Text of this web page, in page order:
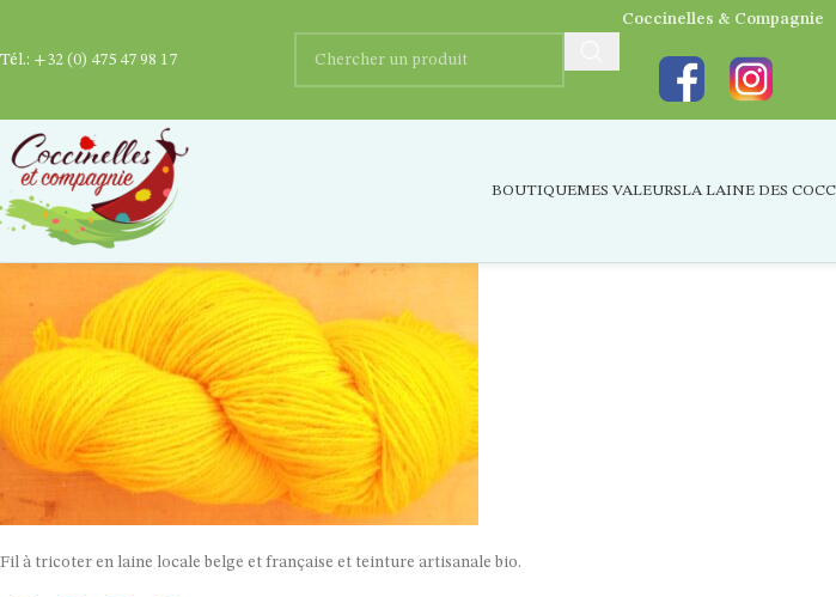
BOUTIQUEMES VALEURSLA LAINE DES
fil-tricoter-local-fingering-jaune-soleil-8
Posted by Ygaëlle Dupriez
0
Fil à tricoter en laine locale belge et française et teinture artisanale bio.
Tél.: +32 (0) 475 47 98 17
Coccinelles & Compagnie